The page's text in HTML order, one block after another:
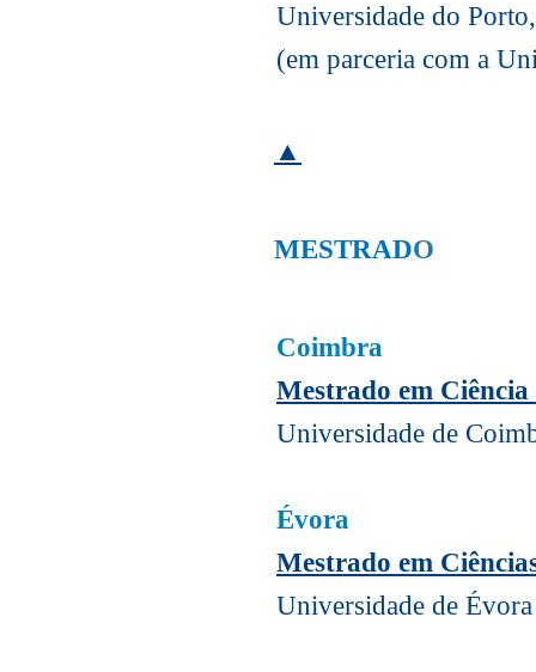
Universidade do
(em parceria com a
▲
MESTRADO
Coimbra
Mestrado em
Universidade de
Évora
Mestrado em
Universidade de Évora